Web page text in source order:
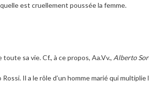
est cruellement poussée la femme.
sa vie. Cf., à ce propos, Aa.Vv., Alberto
Il a le rôle d’un homme marié qui multiplie